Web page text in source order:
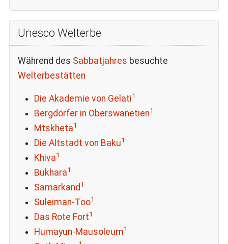
Unesco Welterbe
Während des Sabbatjahres besuchte
Welterbestätten
Die Akademie von Gelati1
Bergdörfer in Oberswanetien1
Mtskheta1
Die Altstadt von Baku1
Khiva1
Bukhara1
Samarkand 1
Suleiman-Too1
Das Rote Fort1
Humayun-Mausoleum1